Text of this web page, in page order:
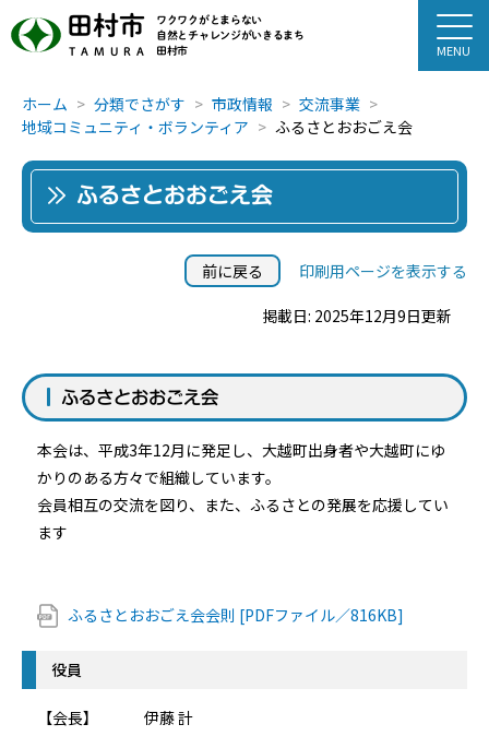
田村市
TAMURA
ワクワクがとまらない
自然とチャレンジがいきるまち
田村市
ホーム 分類でさがす 市政情報
交流事業
地域コミュニティ・ボランティア
ふるさとおおごえ会
ふるさとおおごえ会
前に戻る 印刷用ページを表示する
掲載日: 2025年12月9日更新
ふるさとおおごえ会
本会は、平成3年12月に発足し、大越町出身者や大越町にゆ
かりのある方々で組織しています。
会員相互の交流を図り、また、ふるさとの発展を応援してい
ます
ふるさとおおごえ会会則 [PDFファイル／816KB]
役員
【会長】 伊藤 計